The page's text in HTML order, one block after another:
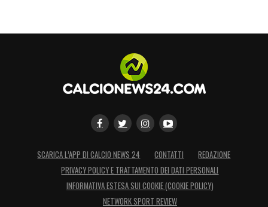
SCARICA L’APP DI CALCIO NEWS 24 CONTATTI
REDAZIONE
PRIVACY POLICY E TRATTAMENTO DEI DATI PERSONALI
INFORMATIVA ESTESA SUI COOKIE (COOKIE POLICY)
NETWORK SPORT REVIEW